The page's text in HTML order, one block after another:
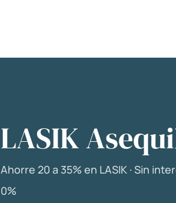
LASIK
Ahorre 20 a 35% en LASIK · Sin
0%